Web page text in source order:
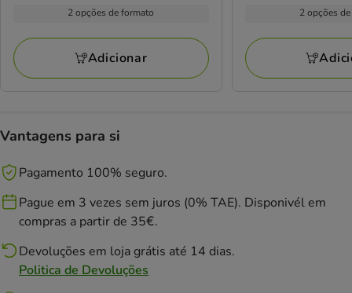
5.66€
2 opções de formato
Adicionar
5.66€
2 opções
Vantagens para si
Pagamento 100% seguro.
Pague em 3 vezes sem juros (0% TAE). Disponivél em
compras a partir de 35€.
Devoluções em loja grátis até 14 dias.
Politica de Devoluções